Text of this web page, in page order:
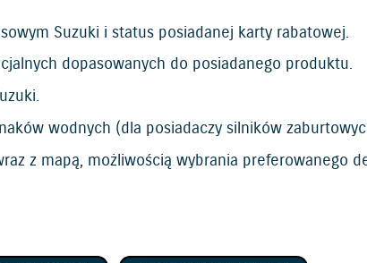
Suzuki i status posiadanej karty rabatowej.
dopasowanych do posiadanego produktu.
wodnych (dla posiadaczy silników
z mapą, możliwością wybrania preferowanego